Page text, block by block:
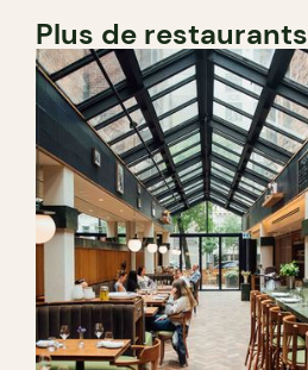
Plus de restaurants